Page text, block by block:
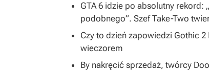
GTA 6 idzie po absolutny rekord:
podobnego”. Szef Take-Two
Czy to dzień zapowiedzi Gothic
wieczorem
By nakręcić sprzedaż, twórcy